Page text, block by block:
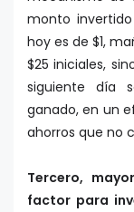
monto
hoy es de $1,
$25 iniciales,
siguiente día
ganado, en un
ahorros que no
Tercero,
factor para